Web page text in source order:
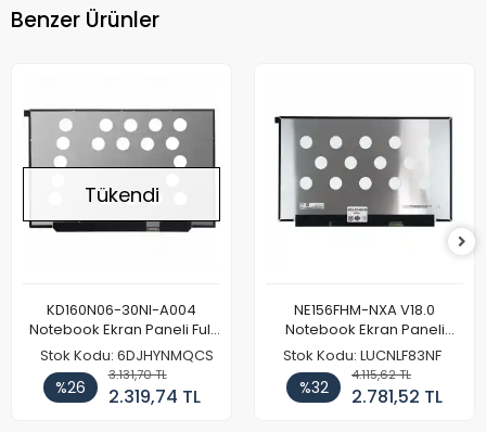
Benzer Ürünler
Tükendi
KD160N06-30NI-A004
Notebook Ekran Paneli Full
HD
Stok Kodu: 6DJHYNMQCS
%26
3.131,70 TL
2.319,74 TL
NE156FHM-NXA V18.0
Notebook Ekran Paneli
144Hz
Stok Kodu: LUCNLF83NF
%32
4.115,62 TL
2.781,52 TL